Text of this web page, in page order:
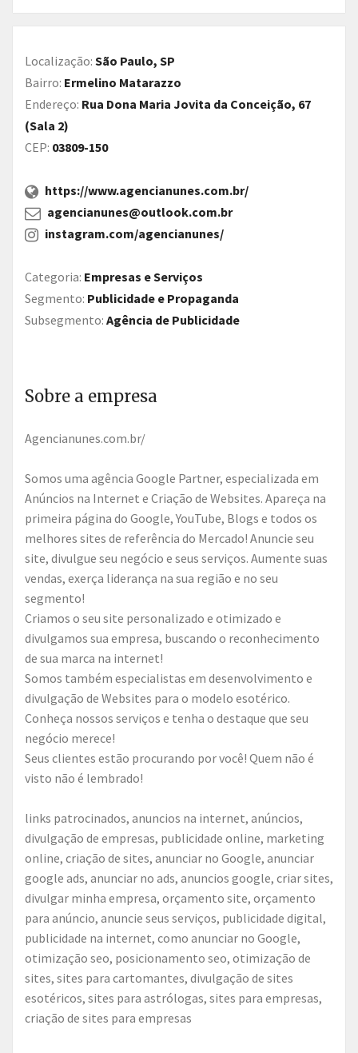
Localização: São Paulo, SP
Bairro: Ermelino Matarazzo
Endereço: Rua Dona Maria Jovita da Conceição, 67
(Sala 2)
CEP: 03809-150
https://www.agencianunes.com.br/
agencianunes@outlook.com.br
instagram.com/agencianunes/
Categoria: Empresas e Serviços
Segmento: Publicidade e Propaganda
Subsegmento: Agência de Publicidade
Sobre a empresa
agencianunes.com.br/
Somos uma agência Google Partner, especializada em
Anúncios na Internet e Criação de Websites. Apareça na
primeira página do Google, YouTube, Blogs e todos os
melhores sites de referência do Mercado! Anuncie seu
site, divulgue seu negócio e seus serviços. Aumente suas
vendas, exerça liderança na sua região e no seu
segmento!
Criamos o seu site personalizado e otimizado e
divulgamos sua empresa, buscando o reconhecimento
de sua marca na internet!
Somos também especialistas em desenvolvimento e
divulgação de Websites para o modelo esotérico.
Conheça nossos serviços e tenha o destaque que seu
negócio merece!
Seus clientes estão procurando por você! Quem não é
visto não é lembrado!
links patrocinados, anuncios na internet, anúncios,
divulgação de empresas, publicidade online, marketing
online, criação de sites, anunciar no Google, anunciar
google ads, anunciar no ads, anuncios google, criar sites,
divulgar minha empresa, orçamento site, orçamento
para anúncio, anuncie seus serviços, publicidade digital,
publicidade na internet, como anunciar no Google,
otimização seo, posicionamento seo, otimização de
sites, sites para cartomantes, divulgação de sites
esotéricos, sites para astrólogas, sites para empresas,
criação de sites para empresas